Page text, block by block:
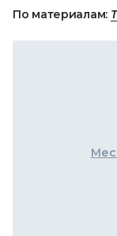
По материалам: